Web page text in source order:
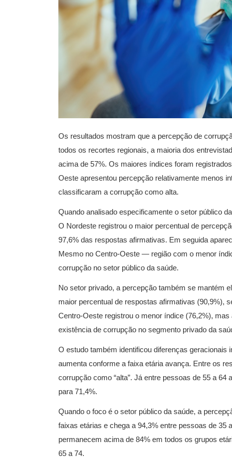
Os resultados mostram que a percepção de
todos os recortes regionais, a maioria dos
acima de 57%. Os maiores índices foram
Oeste apresentou percepção relativamente menos
classificaram a corrupção como alta.
Quando analisado especificamente o setor público
O Nordeste registrou o maior percentual de
97,6% das respostas afirmativas. Em seguida
Mesmo no Centro-Oeste — região com o menor
corrupção no setor público da saúde.
No setor privado, a percepção também se mantém
maior percentual de respostas afirmativas (90,9%),
Centro-Oeste registrou o menor índice (76,2%),
existência de corrupção no segmento privado da
O estudo também identificou diferenças geracionais
aumenta conforme a faixa etária avança. Entre os
corrupção como “alta”. Já entre pessoas de 55 a
para 71,4%.​
Quando o foco é o setor público da saúde, a
faixas etárias e chega a 94,3% entre pessoas de 35
permanecem acima de 84% em todos os grupos
65 a 74.